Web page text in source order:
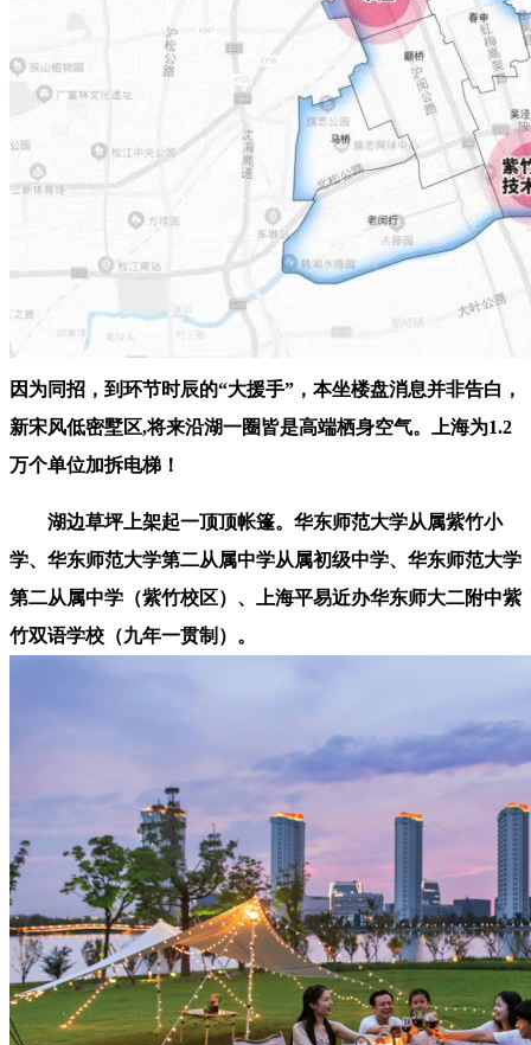
因为同招，到环节时辰的“大援手”，本坐楼盘消息并非告白，
新宋风低密墅区,将来沿湖一圈皆是高端栖身空气。上海为1.2
万个单位加拆电梯！
湖边草坪上架起一顶顶帐篷。华东师范大学从属紫竹小
学、华东师范大学第二从属中学从属初级中学、华东师范大学
第二从属中学（紫竹校区）、上海平易近办华东师大二附中紫
竹双语学校（九年一贯制）。